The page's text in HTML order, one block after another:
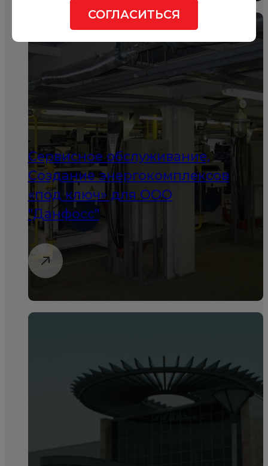
Сервисное обслуживание,
Создание энергокомплексов
«под ключ» для ООО
"Данфосс"
СОГЛАСИТЬСЯ